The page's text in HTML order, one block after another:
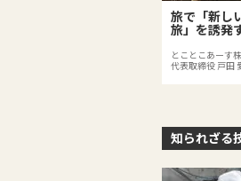
旅で「新し
旅」を誘発
とことこあーす
代表取締役 戸田
知られざる